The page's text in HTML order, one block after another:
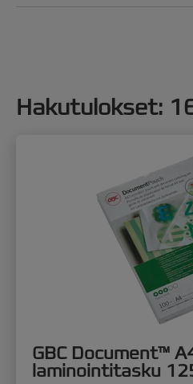
Hakutulokset:
GBC Document™
laminointitasku